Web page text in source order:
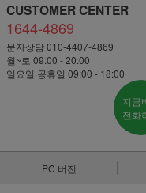
CUSTOMER CENTER
1644-4869
문자상담 010-4407-4869
월~토 09:00 - 20:00
일요일·공휴일 09:00 - 18:00
지금
전화
PC 버전